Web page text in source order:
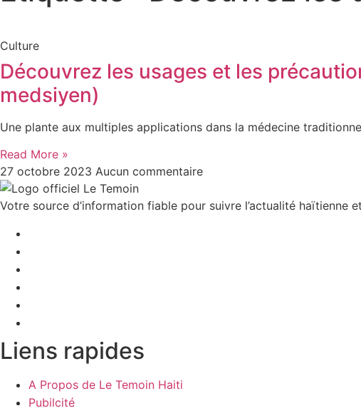
Culture
Découvrez les usages et les
medsiyen)
Une plante aux multiples applications dans la médecine
Read More »
27 octobre 2023 Aucun commentaire
Votre source d’information fiable pour suivre l’actualité haïtienne
Liens rapides
A Propos de Le Temoin Haiti
Pubilcité